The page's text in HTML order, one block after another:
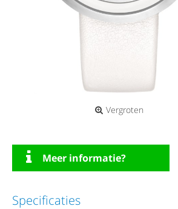
Vergroten
Meer informatie?
Specificaties